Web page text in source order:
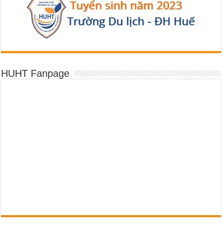
HUHT Fanpage